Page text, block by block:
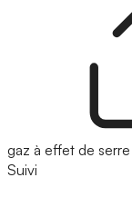
gaz à effet de serre
Suivi